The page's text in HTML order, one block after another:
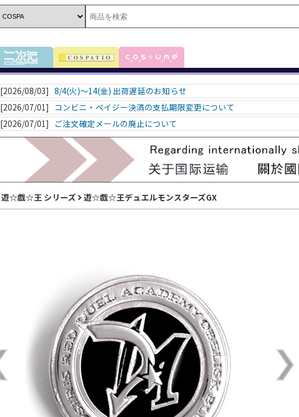
[2026/08/03] 8/4(火)～14(金) 出荷遅延のお知らせ
[2026/07/01]
コンビニ・ペイジー決済の支払期限変更について
[2026/07/01]
ご注文確定メールの廃止について
遊☆戯☆王 シリーズ 遊☆戯☆王デュエルモンスターズGX